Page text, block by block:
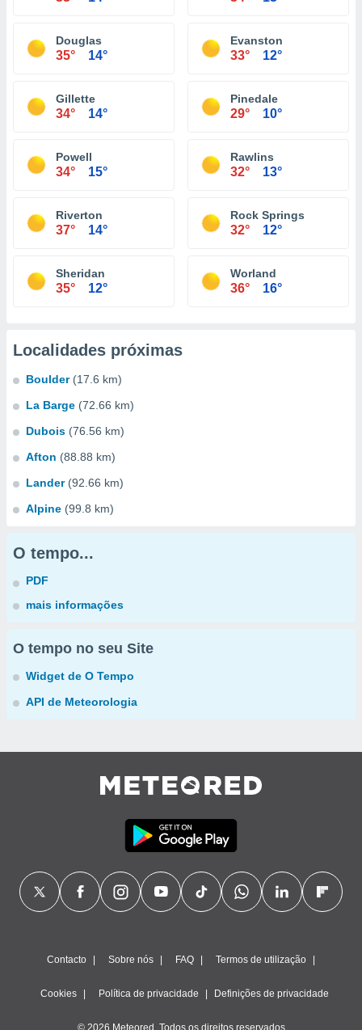
Douglas
35° 14°
Evanston
33° 12°
Gillette
34° 14°
Pinedale
29° 10°
Powell
34° 15°
Rawlins
32° 13°
Riverton
37° 14°
Rock Springs
32° 12°
Sheridan
35° 12°
Worland
36° 16°
Localidades próximas
Boulder (17.6 km)
La Barge (72.66 km)
Dubois (76.56 km)
Afton (88.88 km)
Lander (92.66 km)
Alpine (99.8 km)
O tempo...
PDF
mais informações
O tempo no seu Site
Widget de O Tempo
API de Meteorologia
Contacto Sobre nós FAQ Termos de utilização
Cookies Política de privacidade Definições de privacidade
© 2026 Meteored. Todos os direitos reservados